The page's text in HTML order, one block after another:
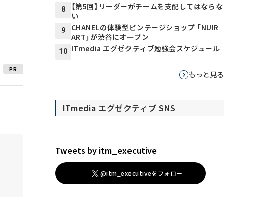
PR
8
【第5回】リーダーがチームを支配してはならな
い
9
CHANELの体験型ビンテージショップ 「NUIR
ART」が渋谷にオープン
10 ITmedia エグゼクティブ勉強会スケジュール
もっと見る
ITmedia エグゼクティブ SNS
Tweets by itm_executive
@itm_executiveをフォロー